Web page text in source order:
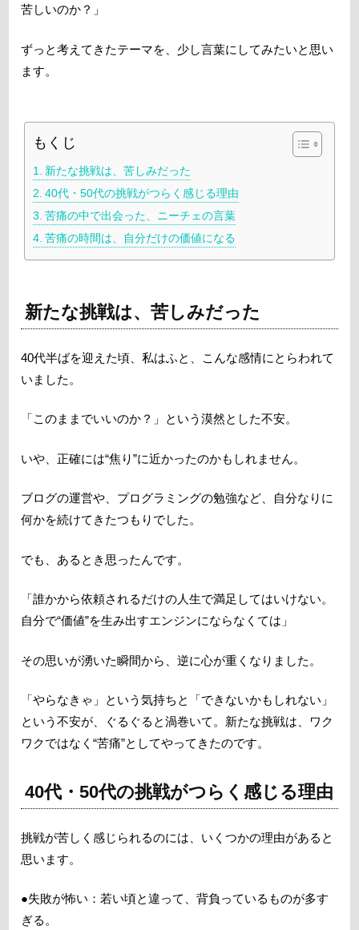
苦しいのか？」
ずっと考えてきたテーマを、少し言葉にしてみたいと思い
ます。
もくじ
新たな挑戦は、苦しみだった
40代・50代の挑戦がつらく感じる理由
苦痛の中で出会った、ニーチェの言葉
苦痛の時間は、自分だけの価値になる
新たな挑戦は、苦しみだった
40代半ばを迎えた頃、私はふと、こんな感情にとらわれて
いました。
「このままでいいのか？」という漠然とした不安。
いや、正確には“焦り”に近かったのかもしれません。
ブログの運営や、プログラミングの勉強など、自分なりに
何かを続けてきたつもりでした。
でも、あるとき思ったんです。
「誰かから依頼されるだけの人生で満足してはいけない。
自分で“価値”を生み出すエンジンにならなくては」
その思いが湧いた瞬間から、逆に心が重くなりました。
「やらなきゃ」という気持ちと「できないかもしれない」
という不安が、ぐるぐると渦巻いて。新たな挑戦は、ワク
ワクではなく“苦痛”としてやってきたのです。
40代・50代の挑戦がつらく感じる理由
挑戦が苦しく感じられるのには、いくつかの理由があると
思います。
●失敗が怖い：若い頃と違って、背負っているものが多す
ぎる。